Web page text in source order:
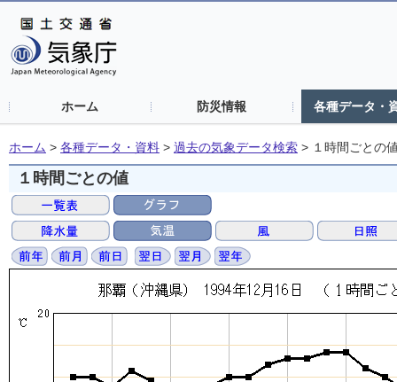
ホーム 防災情報 各種データ・
ホーム > 各種データ・資料 > 過去の気象データ検索 > １時間ごとの
１時間ごとの値